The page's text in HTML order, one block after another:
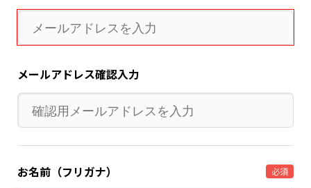
メールアドレス確認入力
お名前（フリガナ） 必須